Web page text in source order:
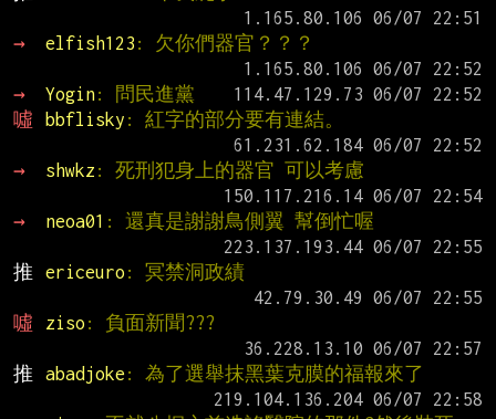
→
elfish123 : 欠你們器官？？？
→
Yogin: 問民進黨
噓
bbflisky : 紅字的部分要有連結。
→
shwkz : 死刑犯身上的器官 可以考慮
→
neoa01 : 還真是謝謝鳥側翼 幫倒忙喔
推
ericeuro : 冥禁洞政績
噓
ziso : 負面新聞???
推
abadjoke : 為了選舉抹黑葉克膜的福報來了